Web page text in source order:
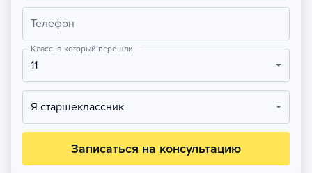
Телефон
Класс, в который перешли
11
Я старшеклассник
Записаться на консультацию